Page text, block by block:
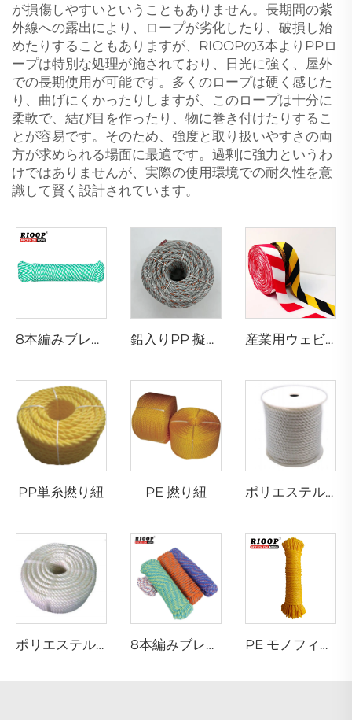
が損傷しやすいということもありません。長期間の紫
外線への露出により、ロープが劣化したり、破損し始
めたりすることもありますが、RIOOPの3本よりPPロ
ープは特別な処理が施されており、日光に強く、屋外
での長期使用が可能です。多くのロープは硬く感じた
り、曲げにくかったりしますが、このロープは十分に
柔軟で、結び目を作ったり、物に巻き付けたりするこ
とが容易です。そのため、強度と取り扱いやすさの両
方が求められる場面に最適です。過剰に強力というわ
けではありませんが、実際の使用環境での耐久性を意
識して賢く設計されています。
8本編みブレイデッドロープ 鉛入りPP 擬似ロープ 産業用ウェビング
PP単糸撚り紐 PE 撚り紐 ポリエステル多連糸撚りひも
ポリエステル多連糸撚りひも 8本編みブレイデッドロープ PE モノフィラメント8本編みホローブレイデッドロープ